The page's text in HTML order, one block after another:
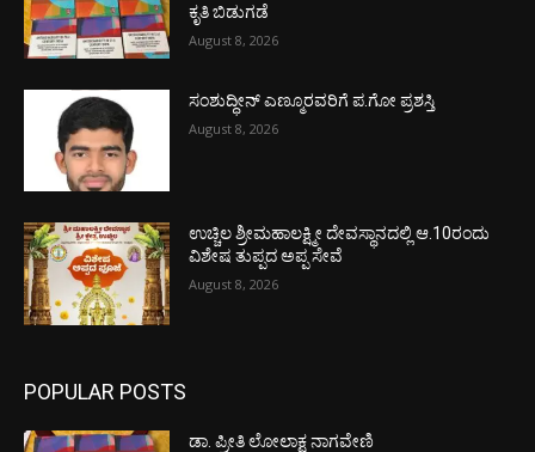
ಕೃತಿ ಬಿಡುಗಡೆ
August 8, 2026
ಸಂಶುದ್ಧೀನ್ ಎಣ್ಮೂರವರಿಗೆ ಪ.ಗೋ ಪ್ರಶಸ್ತಿ
August 8, 2026
ಉಚ್ಚಿಲ ಶ್ರೀಮಹಾಲಕ್ಷ್ಮೀ ದೇವಸ್ಥಾನದಲ್ಲಿ ಆ.10ರಂದು
ವಿಶೇಷ ತುಪ್ಪದ ಅಪ್ಪ ಸೇವೆ
August 8, 2026
POPULAR POSTS
ಡಾ. ಪ್ರೀತಿ ಲೋಲಾಕ್ಷ ನಾಗವೇಣಿ